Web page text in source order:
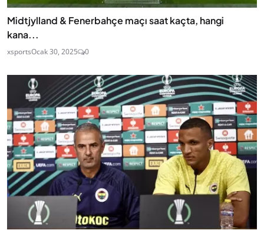
Midtjylland & Fenerbahçe maçı saat kaçta, hangi
kana...
xsportsOcak 30, 2025 0